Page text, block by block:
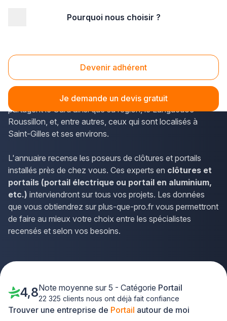
Pourquoi nous choisir ?
Devenir adhérent
Je demande un devis gratuit
Portail Saint-Gilles (30800)
Plus-que-pro.fr permet d'accéder aisément aux
coordonnées des poseurs de clôtures et portails qui se
partagent le Gard ainsi que sa région, le Languedoc-
Roussillon, et, entre autres, ceux qui sont localisés à
Saint-Gilles et ses environs.
L'annuaire recense les poseurs de clôtures et portails
installés près de chez vous. Ces experts en clôtures et
portails (portail électrique ou portail en aluminium,
etc.) interviendront sur tous vos projets. Les données
que vous obtiendrez sur plus-que-pro.fr vous permettront
de faire au mieux votre choix entre les spécialistes
recensés et selon vos besoins.
Trouver une entreprise de Portail autour de moi
4,8Note moyenne sur 5 - Catégorie Portail
22 325 clients nous ont déjà fait confiance